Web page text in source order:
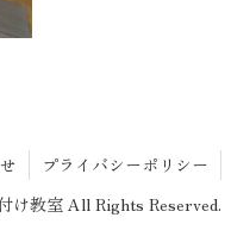
プライバシーポリシー
教室 All Rights Reserved.